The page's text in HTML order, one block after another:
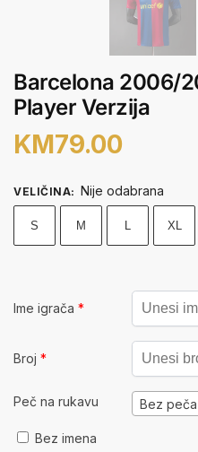
Barcelona 2006/
Player Verzija
KM79.00
VELIČINA: Nije odabrana
S M L XL
Ime igrača *
Broj *
Peč na rukavu Bez peča
Bez imena